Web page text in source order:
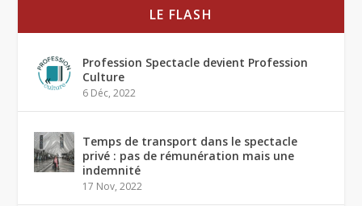
LE FLASH
Profession Spectacle devient Profession
Culture
6 Déc, 2022
Temps de transport dans le spectacle
privé : pas de rémunération mais une
indemnité
17 Nov, 2022